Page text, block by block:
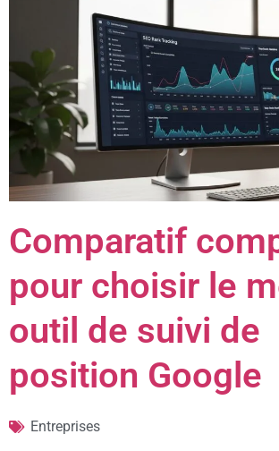
Comparatif
pour choisir le
outil de suivi de
position Google
Entreprises